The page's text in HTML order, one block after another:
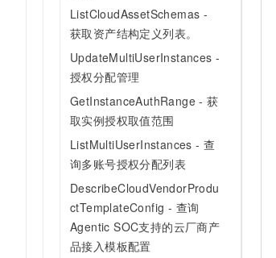
ListCloudAssetSchemas -
获取资产结构定义列表。
UpdateMultiUserInstances -
授权分配管理
GetInstanceAuthRange - 获
取实例授权取值范围
ListMultiUserInstances - 查
询多账号授权分配列表
DescribeCloudVendorProdu
ctTemplateConfig - 查询
Agentic SOC支持的云厂商产
品接入模板配置